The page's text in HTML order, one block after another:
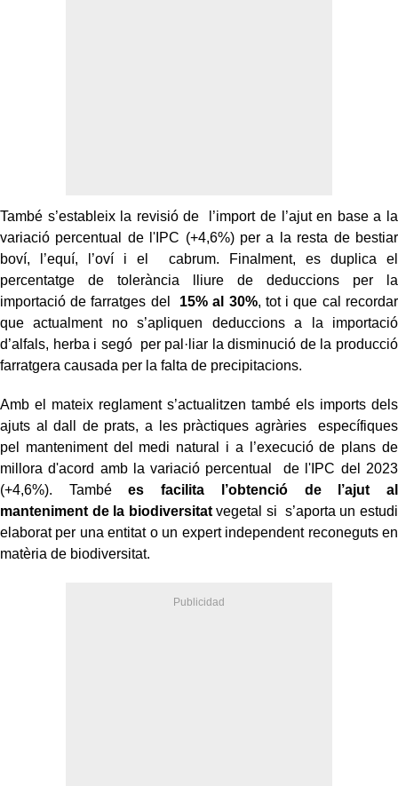
També s’estableix la revisió de l’import de l’ajut en base a la
variació percentual de l'IPC (+4,6%) per a la resta de bestiar
boví, l’equí, l’oví i el cabrum. Finalment, es duplica el
percentatge de tolerància lliure de deduccions per la
importació de farratges del 15% al 30%, tot i que cal recordar
que actualment no s’apliquen deduccions a la importació
d’alfals, herba i segó per pal·liar la disminució de la producció
farratgera causada per la falta de precipitacions.
Amb el mateix reglament s’actualitzen també els imports dels
ajuts al dall de prats, a les pràctiques agràries específiques
pel manteniment del medi natural i a l’execució de plans de
millora d'acord amb la variació percentual de l'IPC del 2023
(+4,6%). Tambées facilita l’obtenció de l’ajut al
manteniment de la biodiversitatvegetal si s’aporta un estudi
elaborat per una entitat o un expert independent reconeguts en
matèria de biodiversitat.